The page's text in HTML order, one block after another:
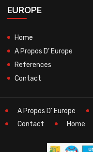
EUROPE
Home
A Propos D’ Europe
References
Contact
A Propos D’ Europe
Contact
Home